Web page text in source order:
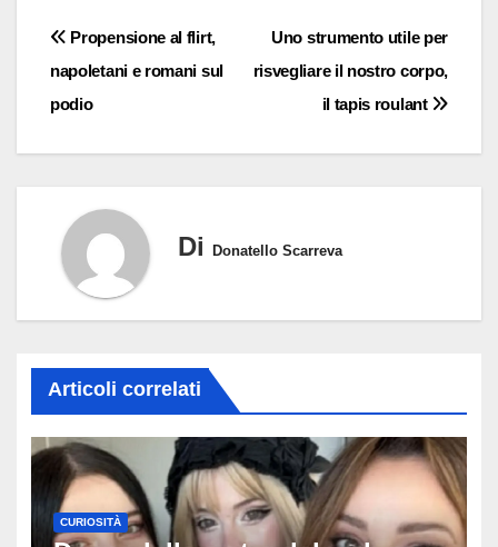
Navigazione
articoli
Uno strumento utile per
risvegliare il nostro corpo,
il tapis roulant
Propensione al flirt,
napoletani e romani sul
podio
Di Donatello Scarreva
Articoli correlati
CURIOSITÀ